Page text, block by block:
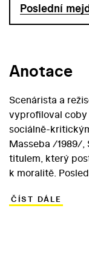
Poslední
Anotace
Scenárista a
vyprofiloval coby
sociálně-
Masseba /1989/,
titulem, který
k moralitě.
zdravotnické
ČÍST DÁLE